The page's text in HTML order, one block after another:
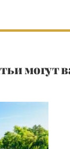
могут